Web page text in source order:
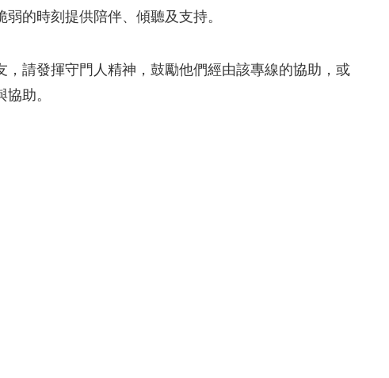
的時刻提供陪伴、傾聽及支持。
請發揮守門人精神，鼓勵他們經由該專線的協助，或
助。